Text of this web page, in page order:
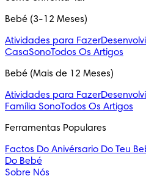
Bebé (3-12 Meses)
Atividades para Fazer
CasaSonoTodos Os Artigos
Bebé (Mais de 12 Meses)
Atividades para Fazer
Família SonoTodos Os Artigos
Ferramentas Populares
Factos Do Anivérsario Do Teu
Do Bebé
Sobre Nós